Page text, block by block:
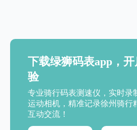
下载绿狮码表app，
验
专业骑行码表测速仪，实时录
运动相机，精准记录徐州骑行
互动交流！